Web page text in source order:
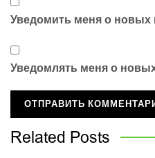
Уведомить меня о новых
Уведомлять меня о
Related Posts